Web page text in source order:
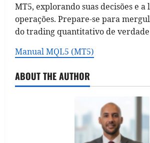
MT5, explorando suas decisões e a
operações. Prepare-se para
do trading quantitativo de
Manual MQL5 (MT5)
ABOUT THE AUTHOR